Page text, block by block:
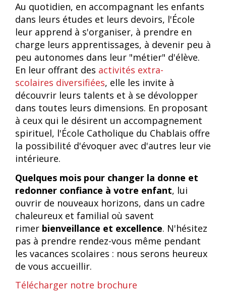
Au quotidien, en accompagnant les enfants
dans leurs études et leurs devoirs, l'École
leur apprend à s'organiser, à prendre en
charge leurs apprentissages, à devenir peu à
peu autonomes dans leur "métier" d'élève.
En leur offrant des activités extra-
scolaires diversifiées, elle les invite à
découvrir leurs talents et à se dévolopper
dans toutes leurs dimensions. En proposant
à ceux qui le désirent un accompagnement
spirituel, l'École Catholique du Chablais offre
la possibilité d'évoquer avec d'autres leur vie
intérieure.
Quelques mois pour changer la donne et
redonner confiance à votre enfant, lui
ouvrir de nouveaux horizons, dans un cadre
chaleureux et familial où savent
rimer bienveillance et excellence. N'hésitez
pas à prendre rendez-vous même pendant
les vacances scolaires : nous serons heureux
de vous accueillir.
Télécharger notre brochure